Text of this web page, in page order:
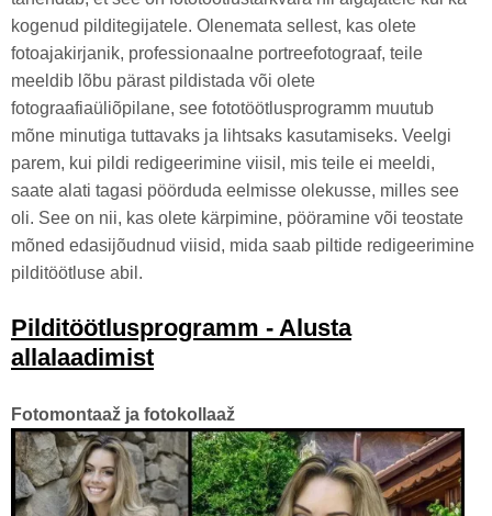
kogenud pilditegijatele. Olenemata sellest, kas olete
fotoajakirjanik, professionaalne portreefotograaf, teile
meeldib lõbu pärast pildistada või olete
fotograafiaüliõpilane, see fototöötlusprogramm muutub
mõne minutiga tuttavaks ja lihtsaks kasutamiseks. Veelgi
parem, kui pildi redigeerimine viisil, mis teile ei meeldi,
saate alati tagasi pöörduda eelmisse olekusse, milles see
oli. See on nii, kas olete kärpimine, pööramine või teostate
mõned edasijõudnud viisid, mida saab piltide redigeerimine
pilditöötluse abil.
Pilditöötlusprogramm - Alusta
allalaadimist
Fotomontaaž ja fotokollaaž